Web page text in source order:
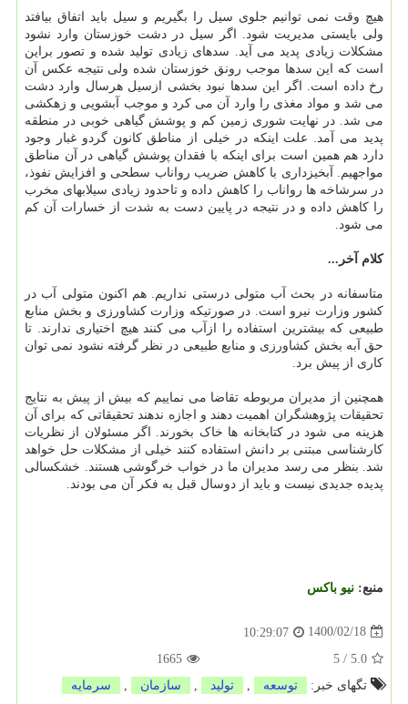
هیچ وقت نمی توانیم جلوی سیل را بگیریم و سیل باید اتفاق بیافتد
ولی بایستی مدیریت شود. اگر سیل در دشت خوزستان وارد نشود
مشکلات زیادی پدید می آید. سدهای زیادی تولید شده و تصور براین
است که این سدها موجب رونق خوزستان شده ولی نتیجه عکس آن
رخ داده است. اگر این سدها نبود بخشی ازسیل هرسال وارد دشت
می شد و مواد مغذی را وارد آن می کرد و موجب آبشویی و زهکشی
می شد. در نهایت شوری زمین کم و پوشش گیاهی خوبی در منطقه
پدید می آمد. علت اینکه در خیلی از مناطق کانون گردو غبار وجود
دارد هم همین است برای اینکه با فقدان پوشش گیاهی در آن مناطق
مواجهیم. آبخیزداری با کاهش ضریب رواناب سطحی و افزایش نفوذ،
در سرشاخه ها رواناب را کاهش داده و تاحدود زیادی سیلابهای مخرب
را کاهش داده و در نتیجه در پایین دست به شدت از خسارات آن کم
می شود.
کلام آخر...
متاسفانه در بحث آب متولی درستی نداریم. هم اکنون متولی آب در
کشور وزارت نیرو است. در صورتیکه وزارت کشاورزی و بخش منابع
طبیعی که بیشترین استفاده را ازآب می کنند هیچ اختیاری ندارند. تا
حق آبه بخش کشاورزی و منابع طبیعی در نظر گرفته نشود نمی توان
کاری از پیش برد.
همچنین از مدیران مربوطه تقاضا می نماییم که بیش از پیش به نتایج
تحقیقات پژوهشگران اهمیت دهند و اجازه ندهند تحقیقاتی که برای آن
هزینه می شود در کتابخانه ها خاک بخورند. اگر مسئولان از نظریات
کارشناسی مبتنی بر دانش استفاده کنند خیلی از مشکلات حل خواهد
شد. بنظر می رسد مدیران ما در خواب خرگوشی هستند. خشکسالی
پدیده جدیدی نیست و باید از دوسال قبل به فکر آن می بودند.
منبع: نیو باكس
1400/02/18
10:29:07
5.0
/
5
1665
تگهای خبر:
توسعه , تولید , سازمان , سرمایه